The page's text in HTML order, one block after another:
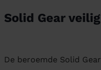
Solid Gear
De beroemde Solid